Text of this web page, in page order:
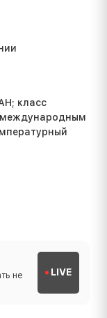
класс
международным
не
LIVE